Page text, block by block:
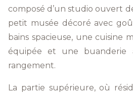
composé d’un studio ouvert
petit musée décoré avec
bains spacieuse, une cuisine
équipée et une buanderie
rangement.
La partie supérieure, où